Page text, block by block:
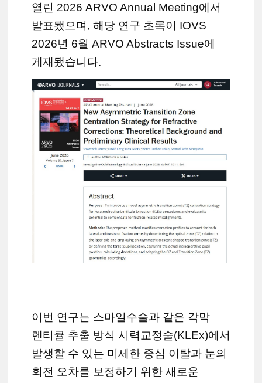
열린 2026 ARVO Annual Meeting에서
발표됐으며, 해당 연구 초록이 IOVS
2026년 6월 ARVO Abstracts Issue에
게재됐습니다.
이번 연구는 스마일수술과 같은 각막
렌티큘 추출 방식 시력교정술(KLEx)에서
발생할 수 있는 미세한 중심 이탈과 눈의
회전 오차를 보정하기 위한 새로운